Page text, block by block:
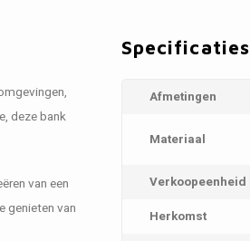
deze bank
van een
genieten van
Specificaties
Afmetingen
Materiaal
Verkoopeenheid
Herkomst